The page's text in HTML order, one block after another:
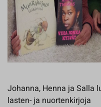
Johanna, Henna ja Salla
lasten- ja nuortenkirjoja